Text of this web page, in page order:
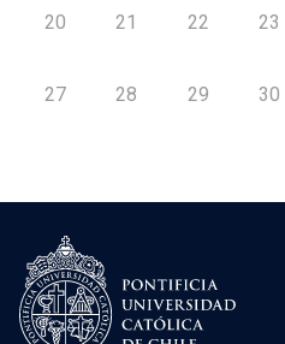
20 21 22 23
27 28 29 30